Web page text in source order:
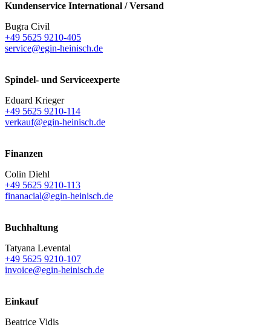
Kundenservice International / Versand
Bugra Civil
+49 5625 9210-405
service@egin-heinisch.de
Spindel- und Serviceexperte
Eduard Krieger
+49 5625 9210-114
verkauf@egin-heinisch.de
Finanzen
Colin Diehl
+49 5625 9210-113
finanacial@egin-heinisch.de
Buchhaltung
Tatyana Levental
+49 5625 9210-107
invoice@egin-heinisch.de
Einkauf
Beatrice Vidis